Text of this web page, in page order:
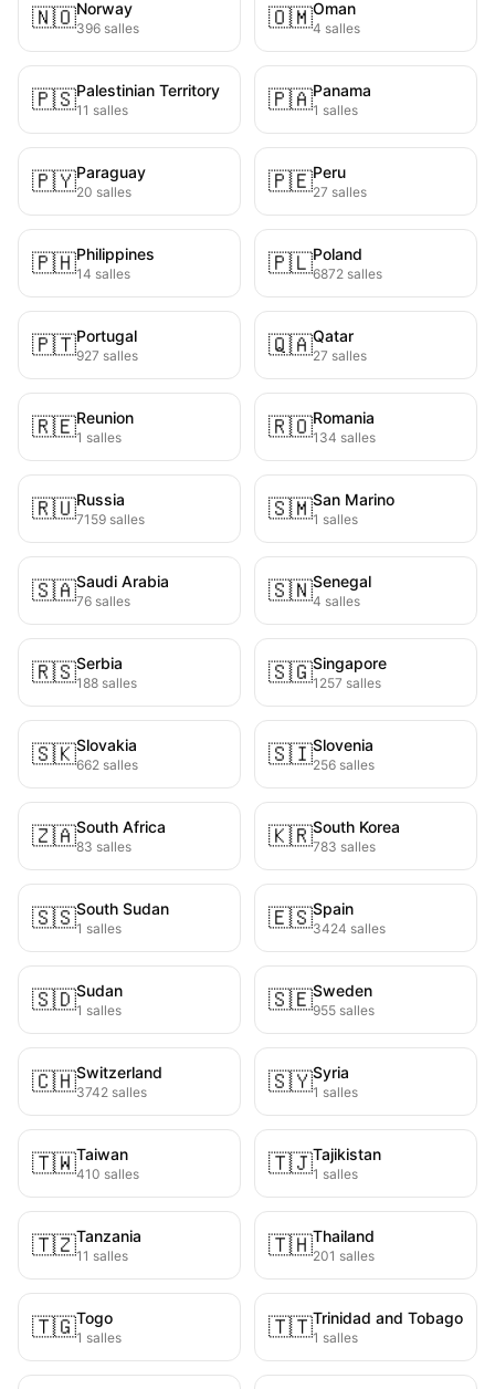
🇳🇴Norway
396 salles 🇴🇲Oman
4 salles
🇵🇸Palestinian Territory
11 salles 🇵🇦Panama
1 salles
🇵🇾Paraguay
20 salles 🇵🇪Peru
27 salles
🇵🇭Philippines
14 salles 🇵🇱Poland
6872 salles
🇵🇹Portugal
927 salles 🇶🇦Qatar
27 salles
🇷🇪Reunion
1 salles 🇷🇴Romania
134 salles
🇷🇺Russia
7159 salles 🇸🇲San Marino
1 salles
🇸🇦Saudi Arabia
76 salles 🇸🇳Senegal
4 salles
🇷🇸Serbia
188 salles 🇸🇬Singapore
1257 salles
🇸🇰Slovakia
662 salles 🇸🇮Slovenia
256 salles
🇿🇦South Africa
83 salles 🇰🇷South Korea
783 salles
🇸🇸South Sudan
1 salles 🇪🇸Spain
3424 salles
🇸🇩Sudan
1 salles 🇸🇪Sweden
955 salles
🇨🇭Switzerland
3742 salles 🇸🇾Syria
1 salles
🇹🇼Taiwan
410 salles 🇹🇯Tajikistan
1 salles
🇹🇿Tanzania
11 salles 🇹🇭Thailand
201 salles
🇹🇬Togo
1 salles 🇹🇹Trinidad and Tobago
1 salles